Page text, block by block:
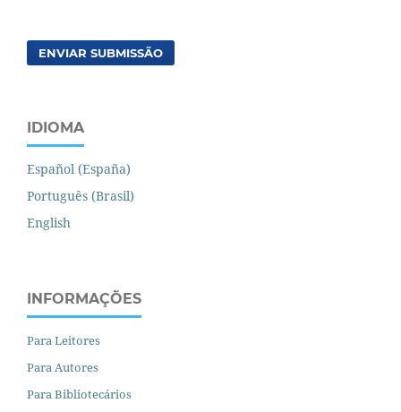
ENVIAR SUBMISSÃO
IDIOMA
Español (España)
Português (Brasil)
English
INFORMAÇÕES
Para Leitores
Para Autores
Para Bibliotecários